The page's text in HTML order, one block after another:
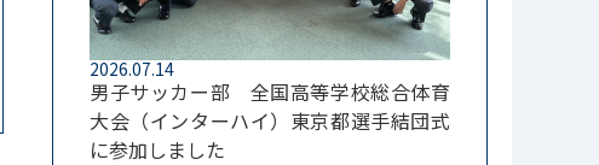
2026.07.14
男子サッカー部 全国高等学校総合体育
大会（インターハイ）東京都選手結団式
に参加しました